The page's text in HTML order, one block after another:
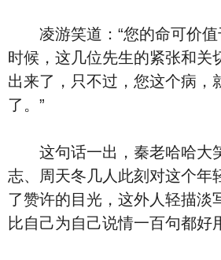
凌游笑道：“您的命可价值
时候，这几位先生的紧张和关
出来了，只不过，您这个病，
了。”
这句话一出，秦老哈哈大
志、周天冬几人此刻对这个年
了赞许的目光，这外人轻描淡
比自己为自己说情一百句都好